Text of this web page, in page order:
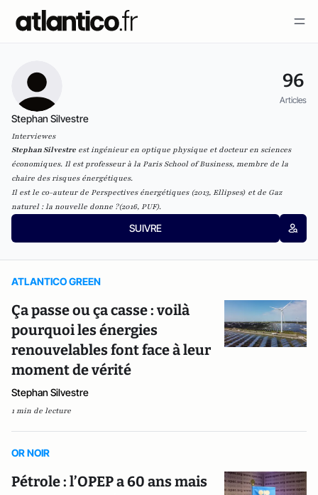
96
Articles
Stephan Silvestre
Interviewes
Stephan Silvestre est ingénieur en optique physique et docteur en sciences
économiques. Il est professeur à la Paris School of Business, membre de la
chaire des risques énergétiques.
Il est le co-auteur de Perspectives énergétiques (2013, Ellipses) et de Gaz
naturel : la nouvelle donne ?(2016, PUF).
SUIVRE
ATLANTICO GREEN
Ça passe ou ça casse : voilà
pourquoi les énergies
renouvelables font face à leur
moment de vérité
Stephan Silvestre
1 min de lecture
OR NOIR
Pétrole : l’OPEP a 60 ans mais